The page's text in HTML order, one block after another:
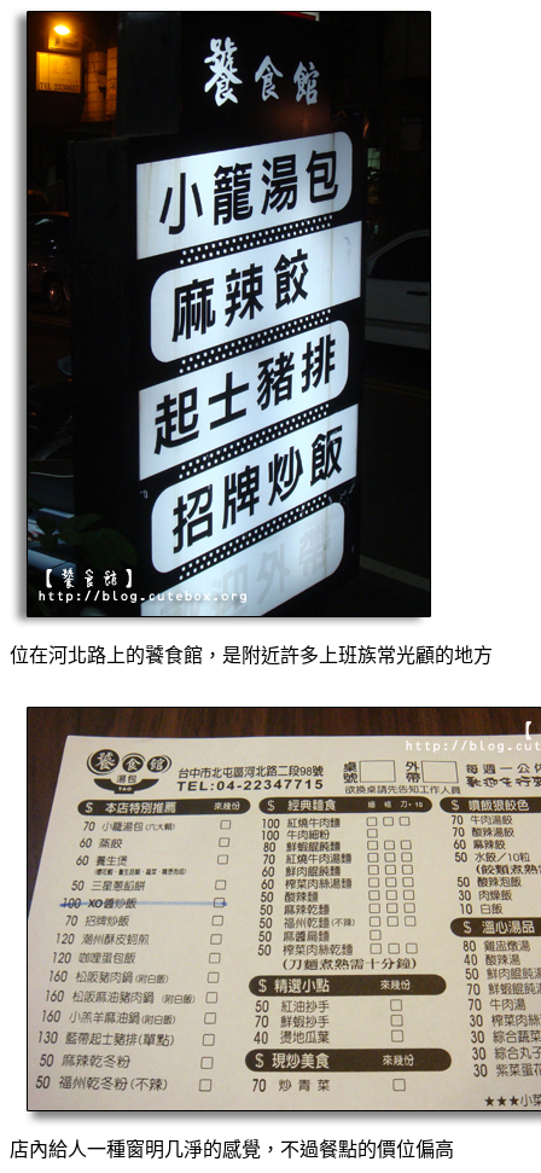
位在河北路上的饕食館，是附近許多上班族常光顧的地方
店內給人一種窗明几淨的感覺，不過餐點的價位偏高